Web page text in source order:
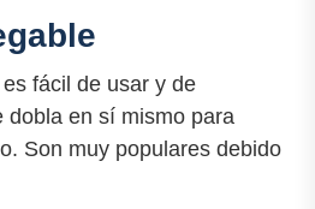
fácil de usar y de
dobla en sí mismo para
Son muy populares debido